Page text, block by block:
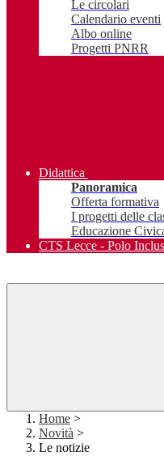
Le circolari
Calendario eventi
Albo online
Progetti PNRR
Didattica
Panoramica
Offerta formativa
I progetti delle
Educazione
CTS Lecce - Polo
Home >
Novità >
Le notizie